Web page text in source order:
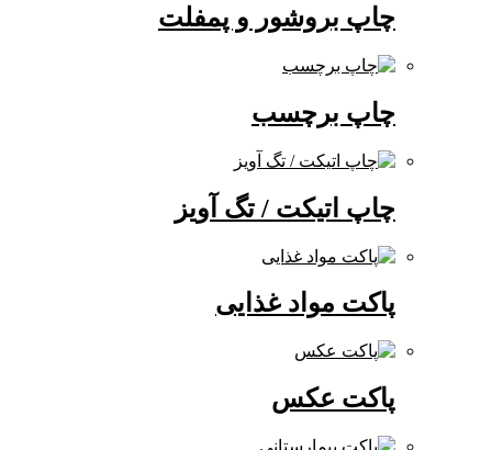
چاپ بروشور و پمفلت
چاپ برچسب
چاپ اتیکت / تگ آویز
پاکت مواد غذایی
پاکت عکس